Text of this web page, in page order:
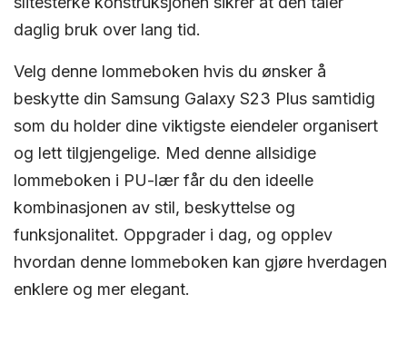
daglig bruk over lang tid.
Velg denne lommeboken hvis du ønsker å
beskytte din Samsung Galaxy S23 Plus samtidig
som du holder dine viktigste eiendeler organisert
og lett tilgjengelige. Med denne allsidige
lommeboken i PU-lær får du den ideelle
kombinasjonen av stil, beskyttelse og
funksjonalitet. Oppgrader i dag, og opplev
hvordan denne lommeboken kan gjøre hverdagen
enklere og mer elegant.